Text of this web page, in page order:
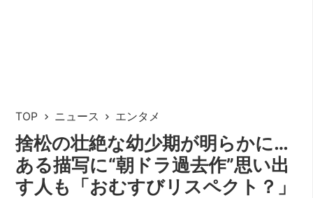
TOP ニュース エンタメ
捨松の壮絶な幼少期が明らかに…
ある描写に“朝ドラ過去作”思い出
す人も「おむすびリスペクト？」